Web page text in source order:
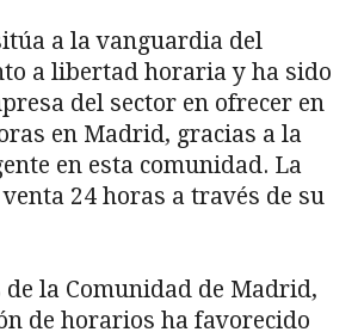
a la vanguardia del
a libertad horaria y ha sido
del sector en ofrecer en
en Madrid, gracias a la
en esta comunidad. La
24 horas a través de su
de la Comunidad de Madrid,
de horarios ha favorecido